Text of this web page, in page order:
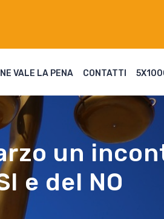
NE VALE LA PENA CONTATTI
un
e del NO